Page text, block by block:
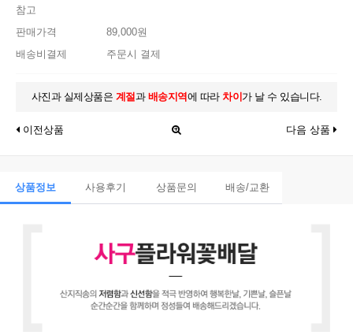
참고
판매가격
89,000원
배송비결제
주문시 결제
사진과 실제상품은 계절과 배송지역에 따라 차이 가 날 수 있습니다.
이전상품 다음 상품
상품정보 사용후기 상품문의 배송/교환